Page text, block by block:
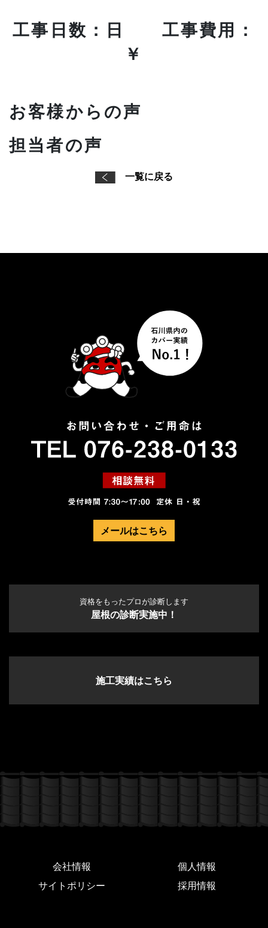
工事日数：日 工事費用：
￥
お客様からの声
担当者の声
一覧に戻る
メールはこちら
資格をもったプロが診断します
屋根の診断実施中！
施工実績はこちら
会社情報
個人情報
サイトポリシー
採用情報